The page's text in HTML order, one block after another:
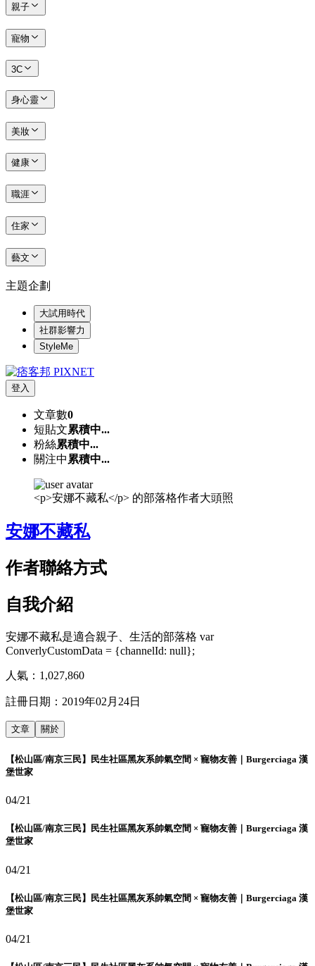
親子
寵物
3C
身心靈
美妝
健康
職涯
住家
藝文
主題企劃
大試用時代
社群影響力
StyleMe
登入
文章數0
短貼文累積中...
粉絲累積中...
關注中 累積中...
<p>安娜不藏私</p> 的部落格作者大頭照
安娜不藏私
作者聯絡方式
自我介紹
安娜不藏私是適合親子、生活的部落格 var
ConverlyCustomData = {channelId: null};
人氣： 1,027,860
註冊日期： 2019年02月24日
文章 關於
【松山區/南京三民】民生社區黑灰系帥氣空間 × 寵物友善｜Burgerciaga 漢
堡世家
04/21
【松山區/南京三民】民生社區黑灰系帥氣空間 × 寵物友善｜Burgerciaga 漢
堡世家
04/21
【松山區/南京三民】民生社區黑灰系帥氣空間 × 寵物友善｜Burgerciaga 漢
堡世家
04/21